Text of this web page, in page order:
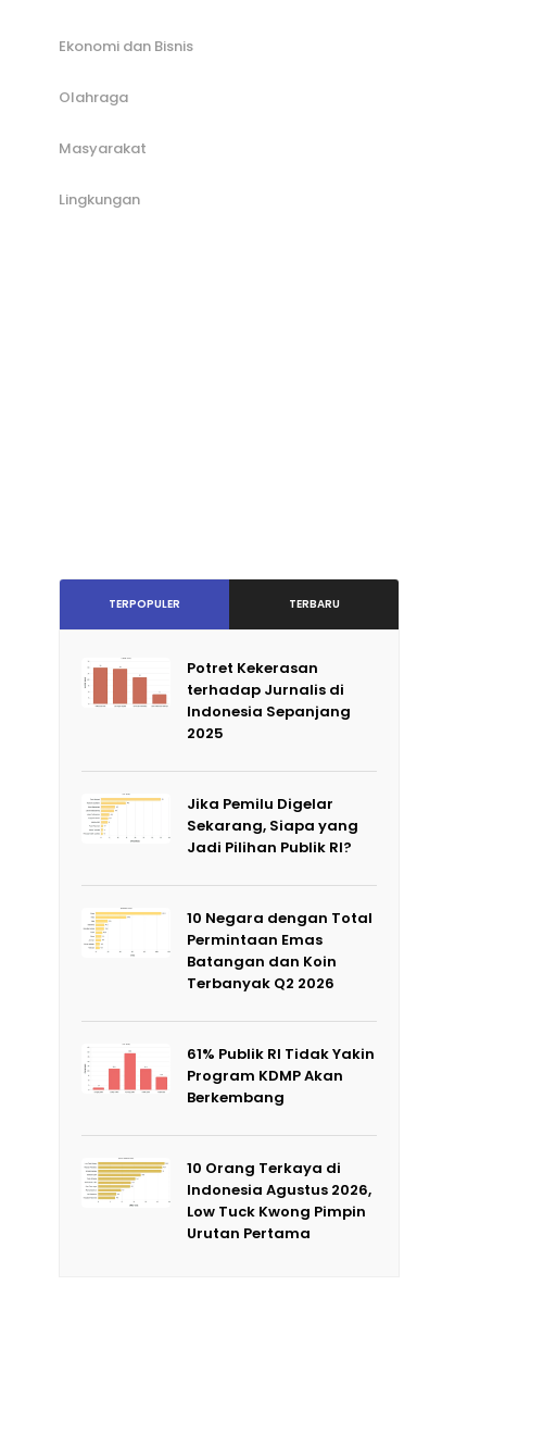
Ekonomi dan Bisnis
Olahraga
Masyarakat
Lingkungan
TERPOPULER TERBARU
Potret Kekerasan
terhadap Jurnalis di
Indonesia Sepanjang
2025
Jika Pemilu Digelar
Sekarang, Siapa yang
Jadi Pilihan Publik RI?
10 Negara dengan Total
Permintaan Emas
Batangan dan Koin
Terbanyak Q2 2026
61% Publik RI Tidak Yakin
Program KDMP Akan
Berkembang
10 Orang Terkaya di
Indonesia Agustus 2026,
Low Tuck Kwong Pimpin
Urutan Pertama